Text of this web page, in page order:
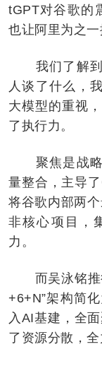
tGPT对谷歌的
也让阿里为之
我们了解到
人谈了什么，
大模型的重视
了执行力。
聚焦是战略
量整合，主导
将谷歌内部两
非核心项目，
力。
而吴泳铭推
+6+N”架构简
入AI基建，全
了资源分散，全